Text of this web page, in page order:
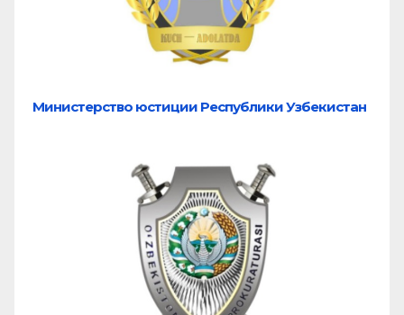
Министерство юстиции Республики Узбекистан